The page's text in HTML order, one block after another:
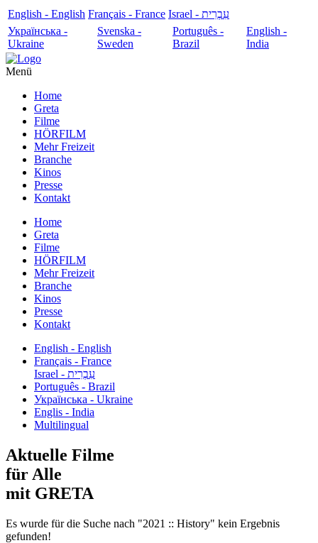
English - English Français - France
עִבְרִית - Israel
Українська -
Ukraine
Svenska -
Sweden
Português -
Brazil
English -
India
Menü
Home
Greta
Filme
HÖRFILM
Mehr Freizeit
Branche
Kinos
Presse
Kontakt
Home
Greta
Filme
HÖRFILM
Mehr Freizeit
Branche
Kinos
Presse
Kontakt
English - English
Français - France
עִבְרִית - Israel
Português - Brazil
Українська - Ukraine
Englis - India
Multilingual
Aktuelle Filme
für Alle
mit GRETA
Es wurde für die Suche nach "2021 :: History" kein Ergebnis
gefunden!